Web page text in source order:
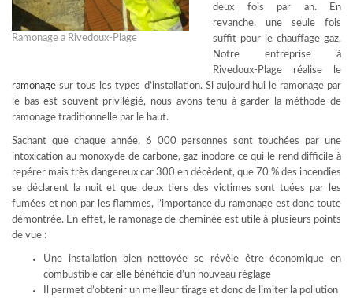
Ramonage a Rivedoux-Plage
deux fois par an. En
revanche, une seule fois
suffit pour le chauffage gaz.
Notre entreprise à
Rivedoux-Plage réalise le
ramonage sur tous les types d’installation. Si aujourd’hui le ramonage par
le bas est souvent privilégié, nous avons tenu à garder la méthode de
ramonage traditionnelle par le haut.
Sachant que chaque année, 6 000 personnes sont touchées par une
intoxication au monoxyde de carbone, gaz inodore ce qui le rend difficile à
repérer mais très dangereux car 300 en décèdent, que 70 % des incendies
se déclarent la nuit et que deux tiers des victimes sont tuées par les
fumées et non par les flammes, l’importance du ramonage est donc toute
démontrée. En effet, le ramonage de cheminée est utile à plusieurs points
de vue :
Une installation bien nettoyée se révèle être économique en
combustible car elle bénéficie d’un nouveau réglage
Il permet d’obtenir un meilleur tirage et donc de limiter la pollution